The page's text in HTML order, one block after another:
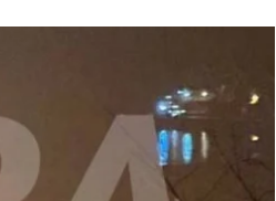
Краснодарського
, очільник Москви
Telegram-канали.